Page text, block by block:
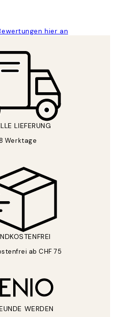
hier an
LIEFERUNG
Werktage
ab CHF 75
WERDEN